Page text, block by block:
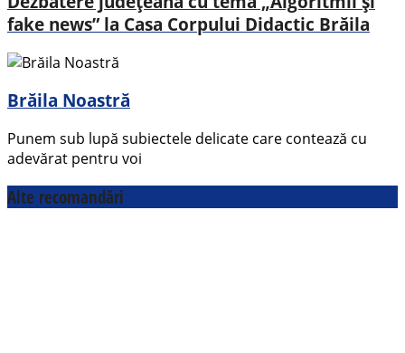
fake news” la Casa Corpului Didactic Brăila
Brăila Noastră
Punem sub lupă subiectele delicate care contează cu
adevărat pentru voi
Alte recomandări